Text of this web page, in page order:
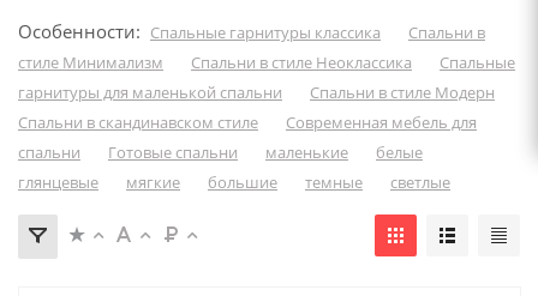
Особенности: Спальные гарнитуры классика
Спальни в
стиле Минимализм
Спальни в стиле Неоклассика
Спальные
гарнитуры для маленькой спальни
Спальни в стиле Модерн
Спальни в скандинавском стиле
Современная мебель для
спальни
Готовые спальни маленькие
белые
глянцевые
мягкие большие темные светлые